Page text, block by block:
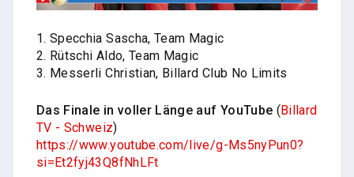
1. Specchia Sascha, Team Magic
2. Rütschi Aldo, Team Magic
3. Messerli Christian, Billard Club No Limits
Das Finale in voller Länge auf YouTube ( Billard
TV - Schweiz)
https://www.youtube.com/live/g-Ms5nyPun0?
si=Et2fyj43Q8fNhLFt